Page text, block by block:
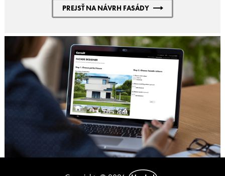
PREJSŤ NA NÁVRH FASÁDY